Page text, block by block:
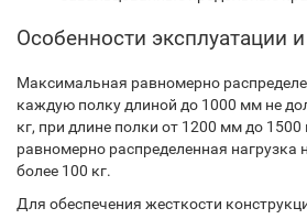
Особенности эксплуатации
Максимальная равномерно
каждую полку длиной до 1000 мм не
кг, при длине полки от 1200 мм до
равномерно распределенная нагрузка
более 100 кг.
Для обеспечения жесткости